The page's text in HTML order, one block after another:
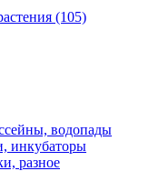
(105)
водопады
инкубаторы
разное